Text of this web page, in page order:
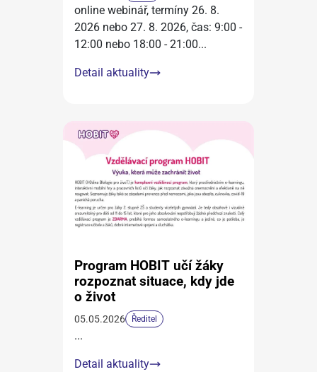
online webinář, termíny 26. 8.
2026 nebo 27. 8. 2026, čas: 9:00 -
12:00 nebo 18:00 - 21:00...
Detail aktuality
Program HOBIT učí žáky
rozpoznat situace, kdy jde
o život
05.05.2026 Ředitel
...
Detail aktuality